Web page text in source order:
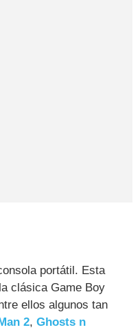
portátil. Esta
clásica Game Boy
ellos algunos tan
2,Ghosts n